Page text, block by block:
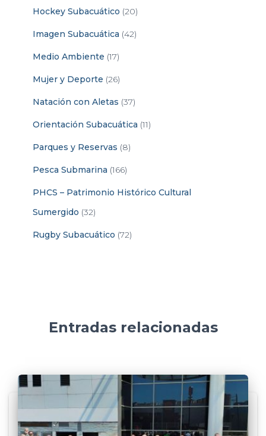
Hockey Subacuático (20)
Imagen Subacuática (42)
Medio Ambiente (17)
Mujer y Deporte (26)
Natación con Aletas (37)
Orientación Subacuática (11)
Parques y Reservas (8)
Pesca Submarina (166)
PHCS – Patrimonio Histórico Cultural
Sumergido (32)
Rugby Subacuático (72)
Entradas relacionadas